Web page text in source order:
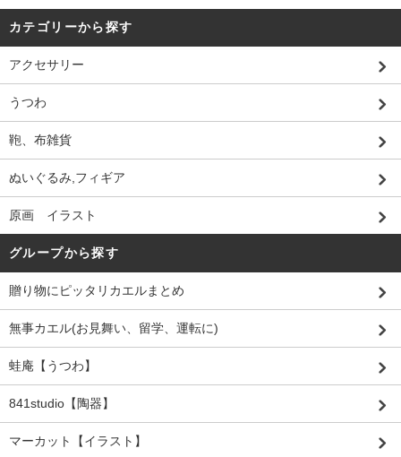
カテゴリーから探す
アクセサリー
うつわ
鞄、布雑貨
ぬいぐるみ,フィギア
原画 イラスト
グループから探す
贈り物にピッタリカエルまとめ
無事カエル(お見舞い、留学、運転に)
蛙庵【うつわ】
841studio【陶器】
マーカット【イラスト】